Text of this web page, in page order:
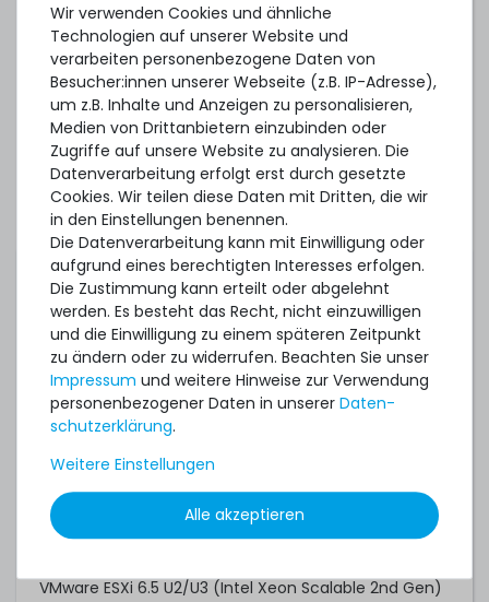
Proxmox VE 7.4 (getestet)
Proxmox Backup Server 3.1 (getestet)
Red Hat Enterprise Linux 6.9 (Intel Xeon Scalable 1st
Gen)
Red Hat Enterprise Linux 7.3 (Intel Xeon Scalable 1st
Gen)
Red Hat Enterprise Linux 7.6 (Intel Xeon Scalable 2nd
Gen)
Red Hat Enterprise Linux 8.0
Red Hat Enterprise Linux 9.0
Red Hat Enterprise Linux 10.0
SUSE Linux Enterprise Server 12 SP2 (Intel Xeon
Scalable 1st Gen)
Scalable 2nd Gen)
SUSE Linux Enterprise Server 15
VMware ESXi 6.5 U2/U3 (Intel Xeon Scalable 2nd Gen)
Wir verwenden Cookies und ähnliche
Technologien auf unserer Website und
verarbeiten personenbezogene Daten von
Besucher:innen unserer Webseite (z.B. IP-Adresse),
um z.B. Inhalte und Anzeigen zu personalisieren,
Medien von Drittanbietern einzubinden oder
Zugriffe auf unsere Website zu analysieren. Die
Datenverarbeitung erfolgt erst durch gesetzte
Cookies. Wir teilen diese Daten mit Dritten, die wir
in den Einstellungen benennen.
Die Datenverarbeitung kann mit Einwilligung oder
aufgrund eines berechtigten Interesses erfolgen.
Die Zustimmung kann erteilt oder abgelehnt
werden. Es besteht das Recht, nicht einzuwilligen
und die Einwilligung zu einem späteren Zeitpunkt
zu ändern oder zu widerrufen. Beachten Sie unser
Impressum und weitere Hinweise zur Verwendung
personenbezogener Daten in unserer Daten­
schutz­erklärung.
Weitere Einstellungen
Alle akzeptieren